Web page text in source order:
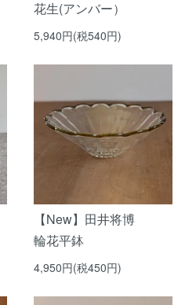
花生(アンバー）
5,940円(税540円)
【New】田井将博
輪花平鉢
4,950円(税450円)